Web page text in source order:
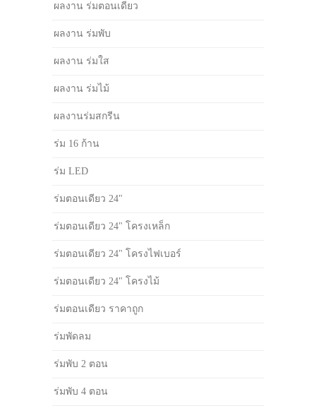
ผลงาน ร่มตอนเดียว
ผลงาน ร่มพับ
ผลงาน ร่มใส
ผลงาน ร่มไม้
ผลงานร่มสกรีน
ร่ม 16 ก้าน
ร่ม LED
ร่มตอนเดียว 24"
ร่มตอนเดียว 24" โครงเหล็ก
ร่มตอนเดียว 24" โครงไฟเบอร์
ร่มตอนเดียว 24" โครงไม้
ร่มตอนเดียว ราคาถูก
ร่มพัดลม
ร่มพับ 2 ตอน
ร่มพับ 4 ตอน